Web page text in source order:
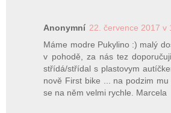
Anonymní 22. července 2017 v
Máme modre Pukylino :) malý
v pohodě, za nás tez
střídá/střídal s plastovym
nově First bike ... na podzim
se na něm velmi rychle. Marcela